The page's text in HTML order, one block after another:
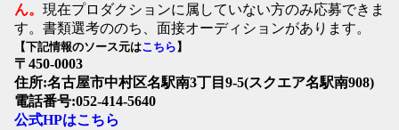
ん。 現在プロダクションに属していない方のみ応募できま
す。書類選考ののち、面接オーディションがあります。
【下記情報のソース元はこちら 】
〒450-0003
住所:名古屋市中村区名駅南3丁目9-5(スクエア名駅南908)
電話番号:052-414-5640
公式HPはこちら